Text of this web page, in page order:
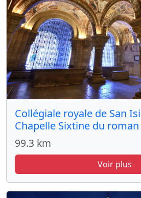
Collégiale royale de San
Chapelle Sixtine du roman
99.3 km
Voir plus